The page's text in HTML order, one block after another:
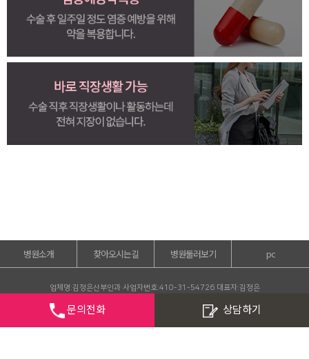
병원소개 찾아오시는길 병원둘러보기 pc
업체명:김정은산부인과 사업자번호:410-31-54726 대표자:김정은
COPYRIGHT Kim jeong eun Obstetric and gynecology clinic. all rights reserved.
문의전화 상담하기